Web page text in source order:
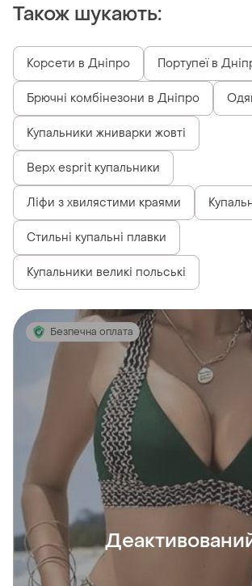
Також шукають:
Корсети в Дніпро Портупеї в
Брючні комбінезони в Дніпро
Купальники жниварки жовті
Верх esprit купальники
Ліфи з хвилястими краями
Стильні купальні плавки
Купальники великі польські
Безпечна оплата